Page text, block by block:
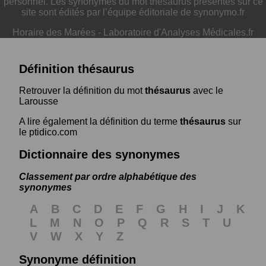
site sont édités par l’équipe éditoriale de synonymo.fr
Horaire des Marées - Laboratoire d'Analyses Médicales.fr
Définition thésaurus
Retrouver la définition du motthésaurus avec le
Larousse
A lire également la définition du terme thésaurus sur
le ptidico.com
Dictionnaire des synonymes
Classement par ordre alphabétique des
synonymes
A B C D E F G H I J
K
L
M N O P Q R S T
U
V
W X Y
Z
Synonyme définition